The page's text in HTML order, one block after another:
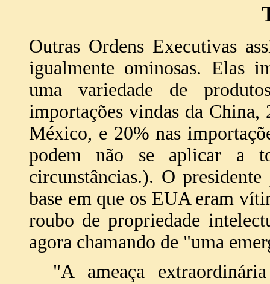
Outras Ordens Executivas
igualmente ominosas. Elas
uma variedade de
importações vindas da China,
México, e 20% nas
podem não se aplicar a
circunstâncias.). O
base em que os EUA eram
roubo de propriedade
agora chamando de "uma
"A ameaça